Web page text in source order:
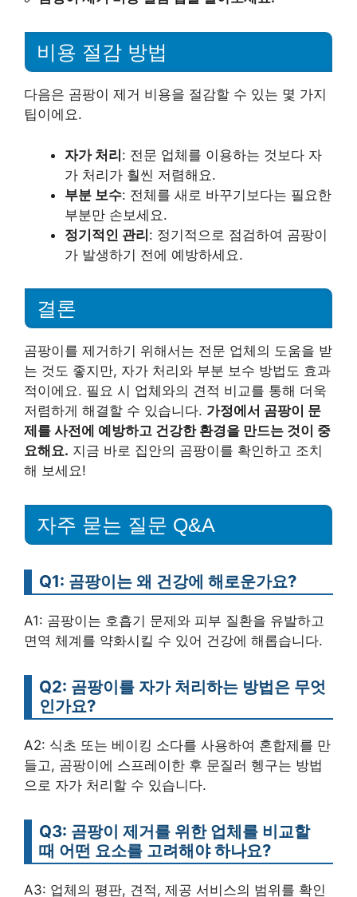
비용 절감 방법
다음은 곰팡이 제거 비용을 절감할 수 있는 몇 가지
팁이에요.
자가 처리: 전문 업체를 이용하는 것보다 자
가 처리가 훨씬 저렴해요.
부분 보수: 전체를 새로 바꾸기보다는 필요한
부분만 손보세요.
정기적인 관리: 정기적으로 점검하여 곰팡이
가 발생하기 전에 예방하세요.
결론
곰팡이를 제거하기 위해서는 전문 업체의 도움을 받
는 것도 좋지만, 자가 처리와 부분 보수 방법도 효과
적이에요. 필요 시 업체와의 견적 비교를 통해 더욱
저렴하게 해결할 수 있습니다. 가정에서 곰팡이 문
제를 사전에 예방하고 건강한 환경을 만드는 것이 중
요해요. 지금 바로 집안의 곰팡이를 확인하고 조치
해 보세요!
자주 묻는 질문 Q&A
Q1: 곰팡이는 왜 건강에 해로운가요?
A1: 곰팡이는 호흡기 문제와 피부 질환을 유발하고
면역 체계를 약화시킬 수 있어 건강에 해롭습니다.
Q2: 곰팡이를 자가 처리하는 방법은 무엇
인가요?
A2: 식초 또는 베이킹 소다를 사용하여 혼합제를 만
들고, 곰팡이에 스프레이한 후 문질러 헹구는 방법
으로 자가 처리할 수 있습니다.
Q3: 곰팡이 제거를 위한 업체를 비교할
때 어떤 요소를 고려해야 하나요?
A3: 업체의 평판, 견적, 제공 서비스의 범위를 확인